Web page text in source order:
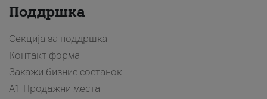
Поддршка
Секција за поддршка
Контакт форма
Закажи бизнис состанок
A1 Продажни места